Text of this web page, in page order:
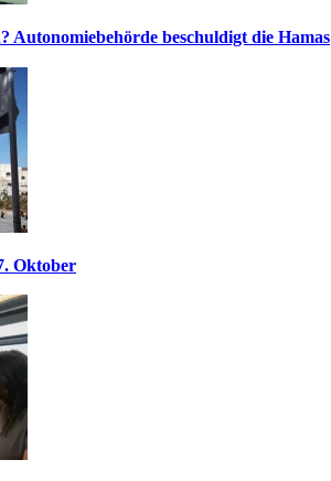
Autonomiebehörde beschuldigt die Hamas
Oktober